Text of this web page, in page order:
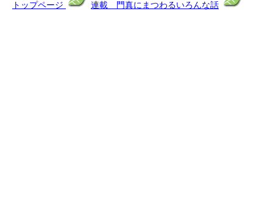
トップページ 連載 門真にまつわるいろんな話